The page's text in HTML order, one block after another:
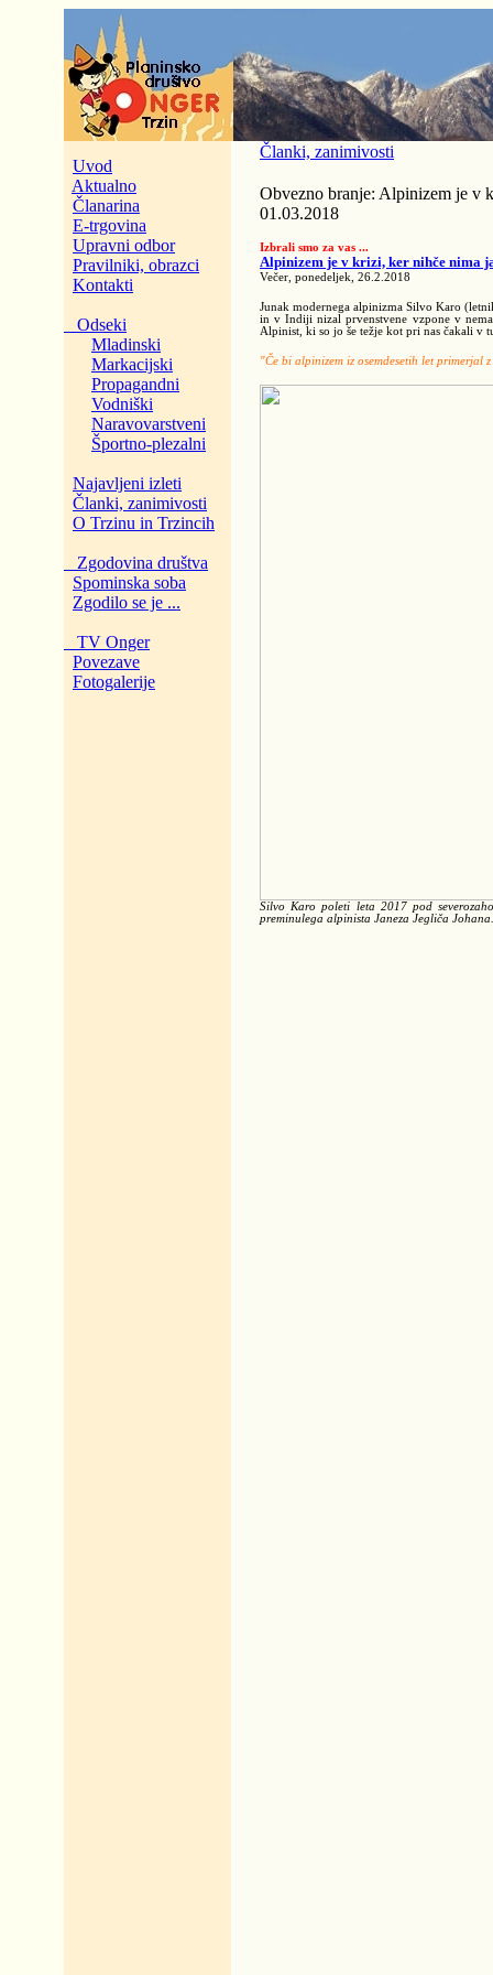
Uvod
Aktualno
Članarina
E-trgovina
Upravni odbor
Pravilniki, obrazci
Kontakti
Odseki
Mladinski
Markacijski
Propagandni
Vodniški
Naravovarstveni
Športno-plezalni
Najavljeni izleti
Članki, zanimivosti
O Trzinu in Trzincih
Zgodovina društva
Spominska soba
Zgodilo se je ...
TV Onger
Povezave
Fotogalerije
Članki, zanimivosti
Obvezno branje: Alpinizem je v
01.03.2018
Izbrali smo za vas ...
Alpinizem je v krizi, ker nihče nima
Večer, ponedeljek, 26.2.2018
Junak modernega alpinizma Silvo Karo
in v Indiji nizal prvenstvene vzpone v
Alpinist, ki so jo še težje kot pri nas čakali v
"Če bi alpinizem iz osemdesetih let
Silvo Karo poleti leta 2017 pod
preminulega alpinista Janeza Jegliča